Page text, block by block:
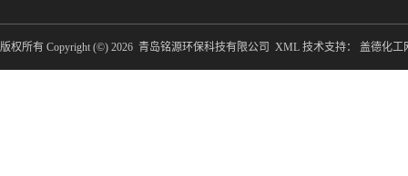
版权所有 Copyright (©) 2026 青岛铭源环保科技有限公司 XML 技术支持： 盖德化工